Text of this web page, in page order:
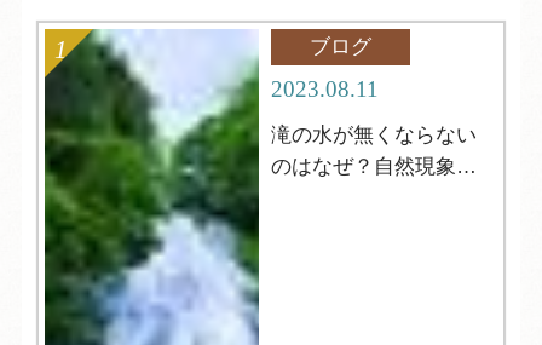
ブログ
2023.08.11
滝の水が無くならない
のはなぜ？自然現象解